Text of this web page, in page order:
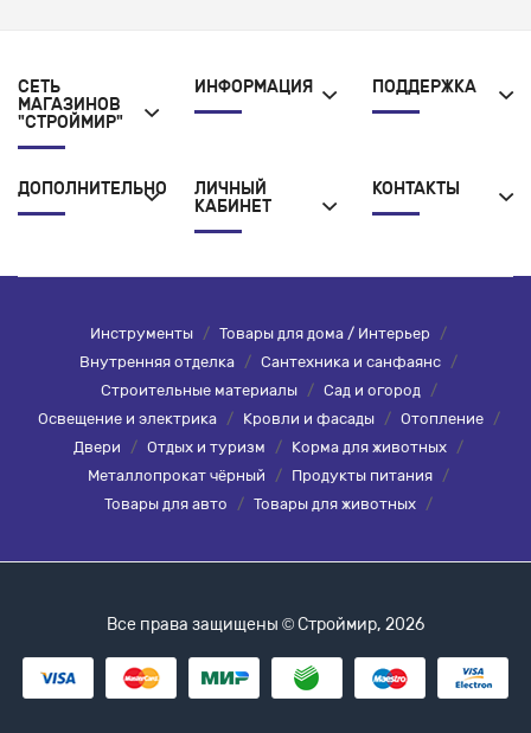
СЕТЬ
МАГАЗИНОВ
"СТРОЙМИР"
ИНФОРМАЦИЯ ПОДДЕРЖКА
ДОПОЛНИТЕЛЬНО
ЛИЧНЫЙ
КАБИНЕТ
КОНТАКТЫ
Инструменты / Товары для дома / Интерьер /
Внутренняя отделка / Сантехника и санфаянс /
Строительные материалы
/ Сад и огород
/
Освещение и электрика
/ Кровли и фасады / Отопление
/
Двери
/ Отдых и туризм / Корма для животных /
Металлопрокат чёрный
/ Продукты питания /
Товары для авто
/ Товары для животных /
Все права защищены © Строймир, 2026